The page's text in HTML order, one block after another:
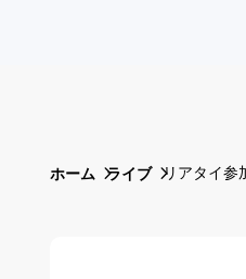
ホーム ライブ リアタイ参